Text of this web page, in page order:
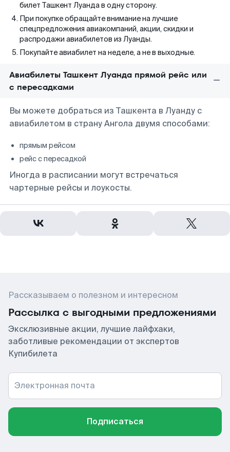
билет Ташкент Луанда в одну сторону.
При покупке обращайте внимание на лучшие
спецпредложения авиакомпаний, акции, скидки и
распродажи авиабилетов из Луанды.
Покупайте авиабилет на неделе, а не в выходные.
Авиабилеты Ташкент Луанда прямой рейс или
с пересадками
Вы можете добраться из Ташкента в Луанду с
авиабилетом в страну Ангола двумя способами:
прямым рейсом
рейс с пересадкой
Иногда в расписании могут встречаться
чартерные рейсы и лоукосты.
Рассказываем о полезном и интересном
Рассылка с выгодными предложениями
Эксклюзивные акции, лучшие лайфхаки,
заботливые рекомендации от экспертов
Купибилета
Электронная почта
Подписаться